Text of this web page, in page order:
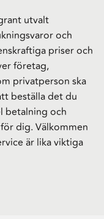
utvalt
och
priser och
företag,
privatperson ska
beställa det du
betalning och
dig. Välkommen
är lika viktiga